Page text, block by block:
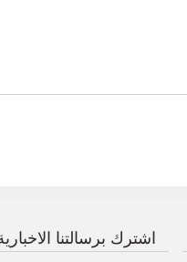
اشترك برسالتنا